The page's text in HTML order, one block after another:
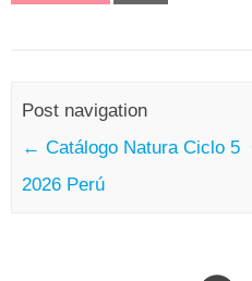
Post navigation
← Catálogo Natura Ciclo 5
2026 Perú